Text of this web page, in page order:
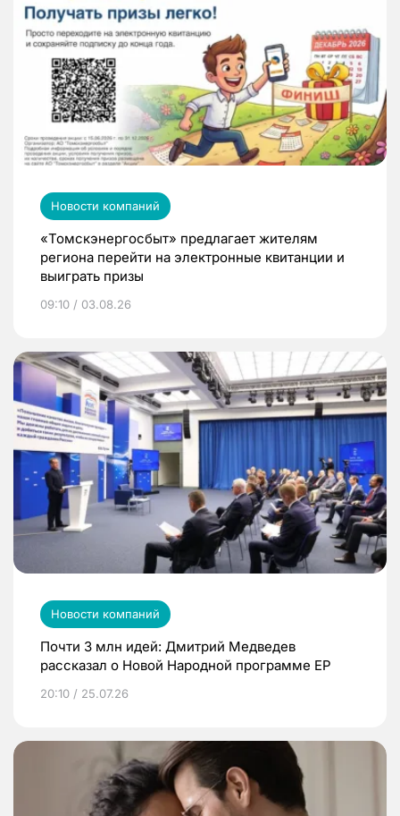
Новости компаний
«Томскэнергосбыт» предлагает жителям
региона перейти на электронные квитанции и
выиграть призы
09:10 / 03.08.26
Новости компаний
Почти 3 млн идей: Дмитрий Медведев
рассказал о Новой Народной программе ЕР
20:10 / 25.07.26